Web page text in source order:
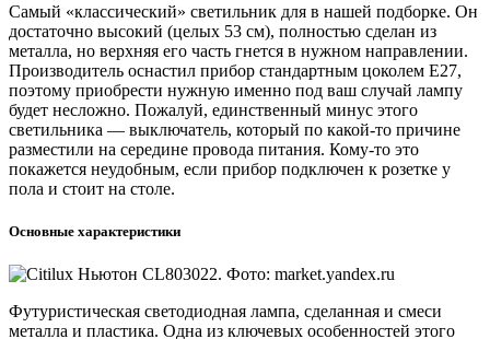
Самый «классический» светильник для в нашей подборке. Он
достаточно высокий (целых 53 см), полностью сделан из
металла, но верхняя его часть гнется в нужном направлении.
Производитель оснастил прибор стандартным цоколем Е27,
поэтому приобрести нужную именно под ваш случай лампу
будет несложно. Пожалуй, единственный минус этого
светильника — выключатель, который по какой-то причине
разместили на середине провода питания. Кому-то это
покажется неудобным, если прибор подключен к розетке у
пола и стоит на столе.
Основные характеристики
Футуристическая светодиодная лампа, сделанная и смеси
металла и пластика. Одна из ключевых особенностей этого